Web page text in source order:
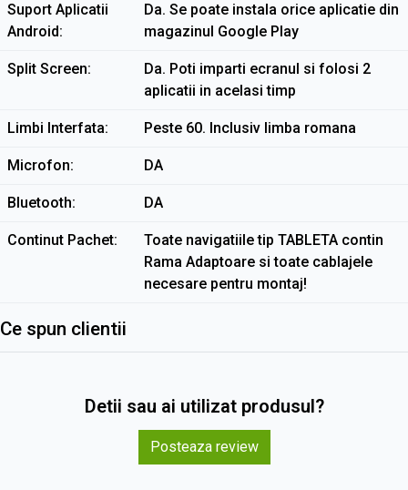
Suport Aplicatii
Android
Da. Se poate instala orice aplicatie din
magazinul Google Play
Split Screen
Da. Poti imparti ecranul si folosi 2
aplicatii in acelasi timp
Limbi Interfata Peste 60. Inclusiv limba romana
Microfon DA
Bluetooth DA
Continut Pachet
Toate navigatiile tip TABLETA contin
Rama Adaptoare si toate cablajele
necesare pentru montaj!
Ce spun clientii
Detii sau ai utilizat produsul?
Posteaza review